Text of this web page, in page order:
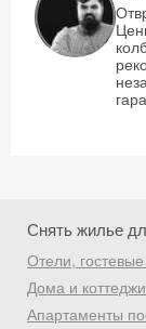
Снять жилье
Отели,
Дома и
Апартаменты